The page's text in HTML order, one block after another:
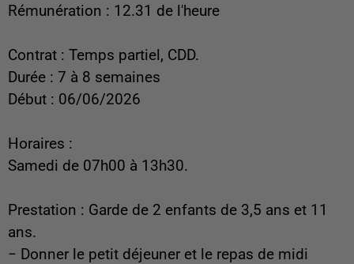
Rémunération : 12.31 de l'heure
Contrat : Temps partiel, CDD.
Durée : 7 à 8 semaines
Début : 06/06/2026
Horaires :
Samedi de 07h00 à 13h30.
Prestation : Garde de 2 enfants de 3,5 ans et 11
ans.
− Donner le petit déjeuner et le repas de midi